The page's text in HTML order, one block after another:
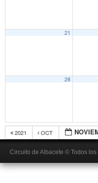
21
28
2021 OCT
Circuito de Albacete © Todos los